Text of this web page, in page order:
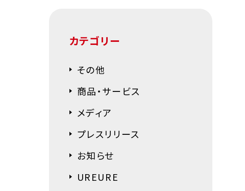
カテゴリー
その他
商品・サービス
メディア
プレスリリース
お知らせ
UREURE